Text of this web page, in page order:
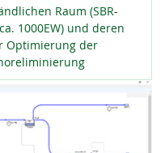
Raum (SBR-
1000EW) und deren
Optimierung der